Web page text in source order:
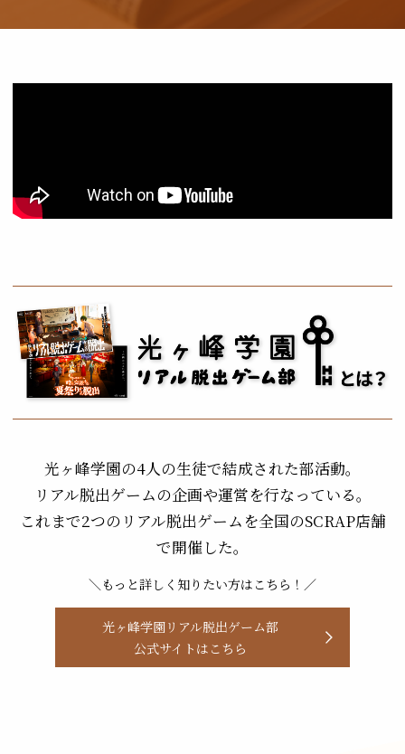
光ヶ峰学園の4人の生徒で結成された部活動。
リアル脱出ゲームの企画や運営を行なっている。
これまで2つのリアル脱出ゲームを全国のSCRAP店舗
で開催した。
＼もっと詳しく知りたい方はこちら！／
光ヶ峰学園リアル脱出ゲーム部
公式サイトはこちら